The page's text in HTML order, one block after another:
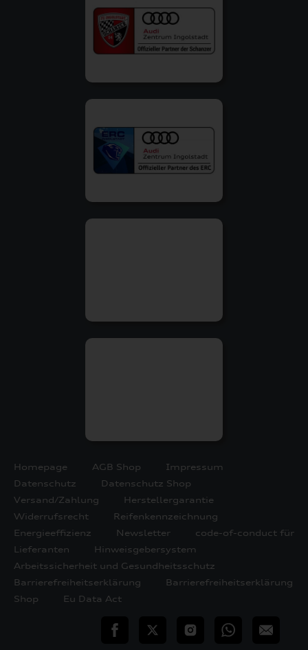
Homepage AGB Shop
Impressum
Datenschutz
Datenschutz Shop
Versand/Zahlung
Herstellergarantie
Widerrufsrecht
Reifenkennzeichnung
Energieeffizienz
Newsletter
code-of-conduct für
Lieferanten
Hinweisgebersystem
Arbeitssicherheit und Gesundheitsschutz
Barrierefreiheitserklärung
Barrierefreiheitserklärung
Shop
Eu Data Act
teilen Twitter InstagramWhatsApp
E-